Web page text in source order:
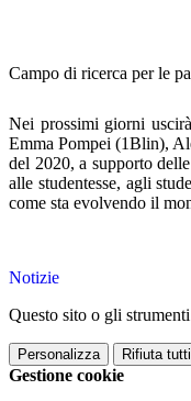
Campo di ricerca per le
Nei prossimi giorni
Emma Pompei (1Blin),
del 2020, a supporto
alle studentesse, agli
come sta evolvendo il
Notizie
Questo sito o gli
Personalizza Rifiuta tutti
Gestione cookie